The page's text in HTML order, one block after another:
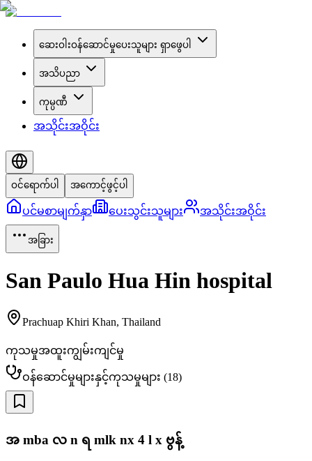
ဆေးဝါးဝန်ဆောင်မှုပေးသူများ ရှာဖွေပါ
အသိပညာ
ကုမ္ပဏီ
အသိုင်းအဝိုင်း
ဝင်ရောက်ပါ အကောင့်ဖွင့်ပါ
ပင်မစာမျက်နှာ ပေးသွင်းသူများ အသိုင်းအဝိုင်း
အခြား
San Paulo Hua Hin hospital
Prachuap Khiri Khan, Thailand
ကုသမှုအထူးကျွမ်းကျင်မှု
ဝန်ဆောင်မှုများနှင့်ကုသမှုများ (18)
အ‌ mba လ n ရ mlk nx 4 l x ဗွန့်